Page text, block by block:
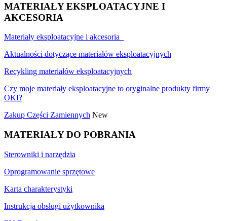
MATERIAŁY EKSPLOATACYJNE I
AKCESORIA
Materiały eksploatacyjne i akcesoria
Aktualności dotyczące materiałów eksploatacyjnych
Recykling materiałów eksploatacyjnych
Czy moje materiały eksploatacyjne to oryginalne produkty firmy
OKI?
Zakup Części Zamiennych New
MATERIAŁY DO POBRANIA
Sterowniki i narzędzia
Oprogramowanie sprzętowe
Karta charakterystyki
Instrukcja obsługi użytkownika